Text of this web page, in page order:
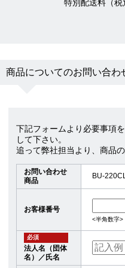
特別配送料（税
商品についてのお問い合わ
下記フォームより必要事項
して下さい。
追って弊社担当より、商品
お問い合わせ
商品
BU-
お客様番号
<半角数字>
必須
法人名（団体
名）／氏名